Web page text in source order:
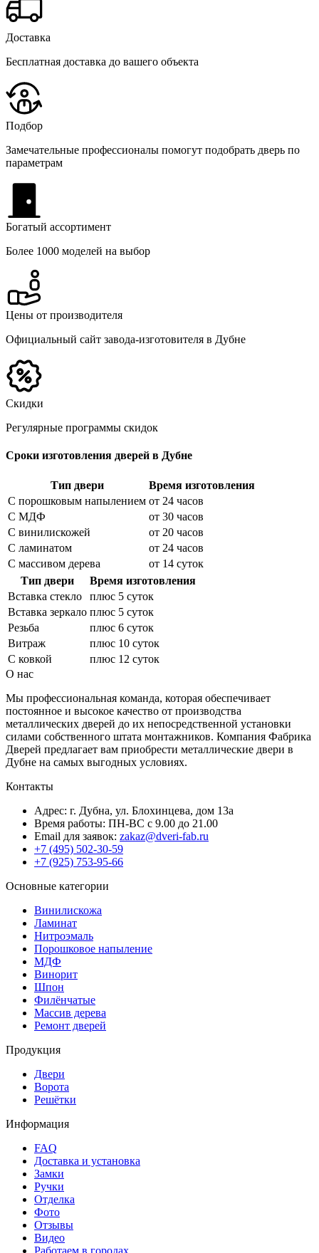
Доставка
Бесплатная доставка до вашего объекта
Подбор
Замечательные профессионалы помогут подобрать дверь по
параметрам
Богатый ассортимент
Более 1000 моделей на выбор
Цены от производителя
Официальный сайт завода-изготовителя в Дубне
Скидки
Регулярные программы скидок
Сроки изготовления дверей в Дубне
Тип двери
Время изготовления
С порошковым напылением от 24 часов
С МДФ
от 30 часов
С винилискожей
от 20 часов
С ламинатом
от 24 часов
С массивом дерева
от 14 суток
Тип двери
Время изготовления
Вставка стекло
плюс 5 суток
Вставка зеркало плюс 5 суток
Резьба
плюс 6 суток
Витраж
плюс 10 суток
С ковкой
плюс 12 суток
О нас
Мы профессиональная команда, которая обеспечивает
постоянное и высокое качество от производства
металлических дверей до их непосредственной установки
силами собственного штата монтажников. Компания Фабрика
Дверей предлагает вам приобрести металлические двери в
Дубне на самых выгодных условиях.
Контакты
Адрес: г. Дубна, ул. Блохинцева, дом 13а
Время работы: ПН-ВС с 9.00 до 21.00
Email для заявок: zakaz@dveri-fab.ru
+7 (495) 502-30-59
+7 (925) 753-95-66
Основные категории
Винилискожа
Ламинат
Нитроэмаль
Порошковое напыление
МДФ
Винорит
Шпон
Филёнчатые
Массив дерева
Ремонт дверей
Продукция
Двери
Ворота
Решётки
Информация
FAQ
Доставка и установка
Замки
Ручки
Отделка
Фото
Отзывы
Видео